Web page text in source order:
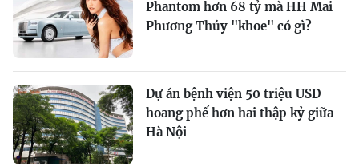
Phantom hơn 68 tỷ mà HH Mai
Phương Thúy "khoe" có gì?
Dự án bệnh viện 50 triệu USD
hoang phế hơn hai thập kỷ giữa
Hà Nội